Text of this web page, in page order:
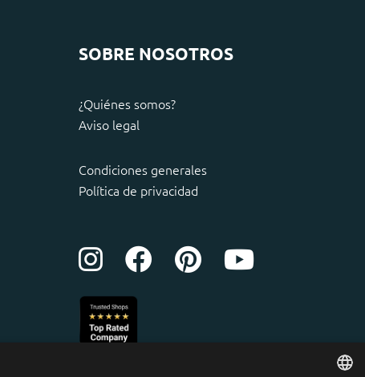
SOBRE NOSOTROS
¿Quiénes somos?
Aviso legal
Condiciones generales
Política de privacidad